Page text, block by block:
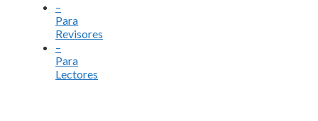
–
Para
Revisores
–
Para
Lectores